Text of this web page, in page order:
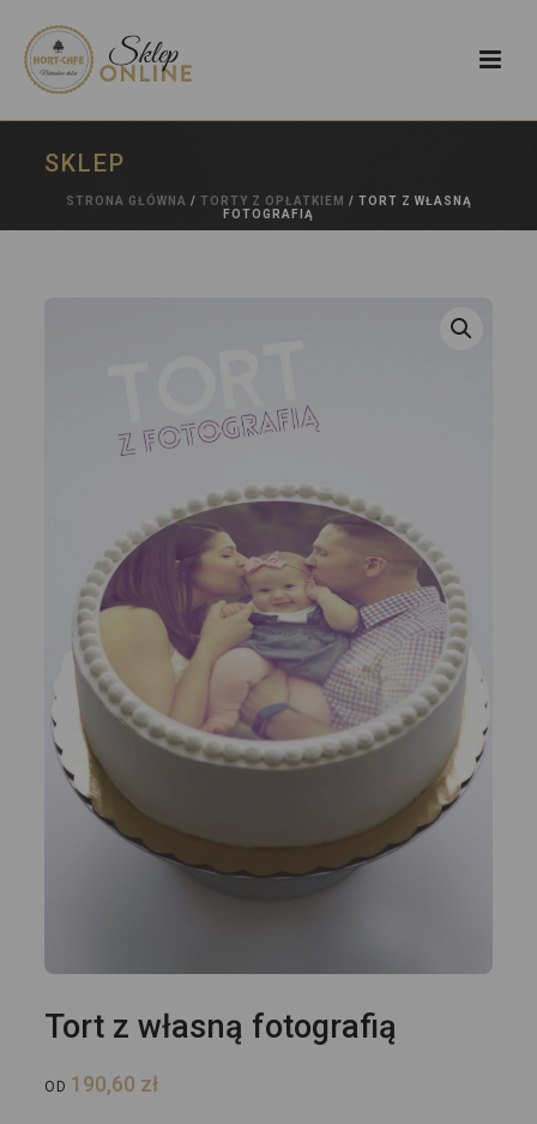
SKLEP
STRONA GŁÓWNA / TORTY Z OPŁATKIEM / TORT Z WŁASNĄ
FOTOGRAFIĄ
Tort z własną fotografią
OD 190,60 zł